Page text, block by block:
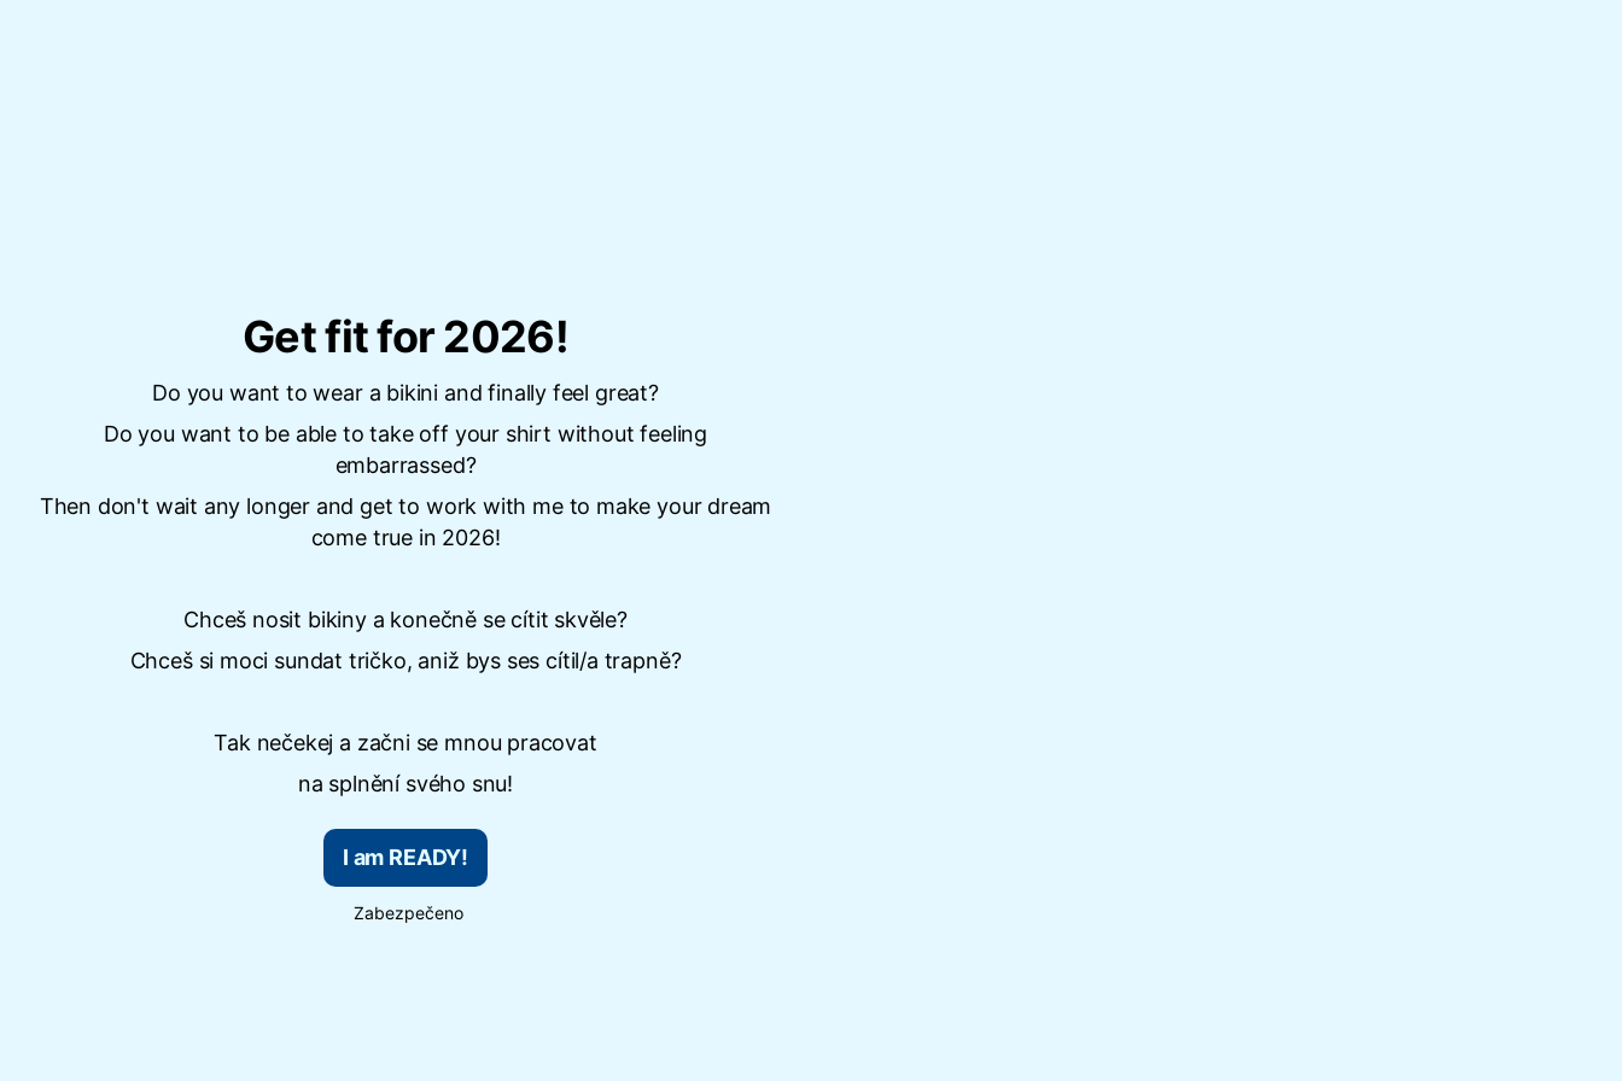
Get fit for 2026!
Do you want to wear a bikini and finally feel great?
Do you want to be able to take off your shirt without feeling
embarrassed?
Then don't wait any longer and get to work with me to make your dream
come true in 2026!
Chceš nosit bikiny a konečně se cítit skvěle?
Chceš si moci sundat tričko, aniž bys ses cítil/a trapně?
Tak nečekej a začni se mnou pracovat
na splnění svého snu!
I am READY!
Zabezpečeno